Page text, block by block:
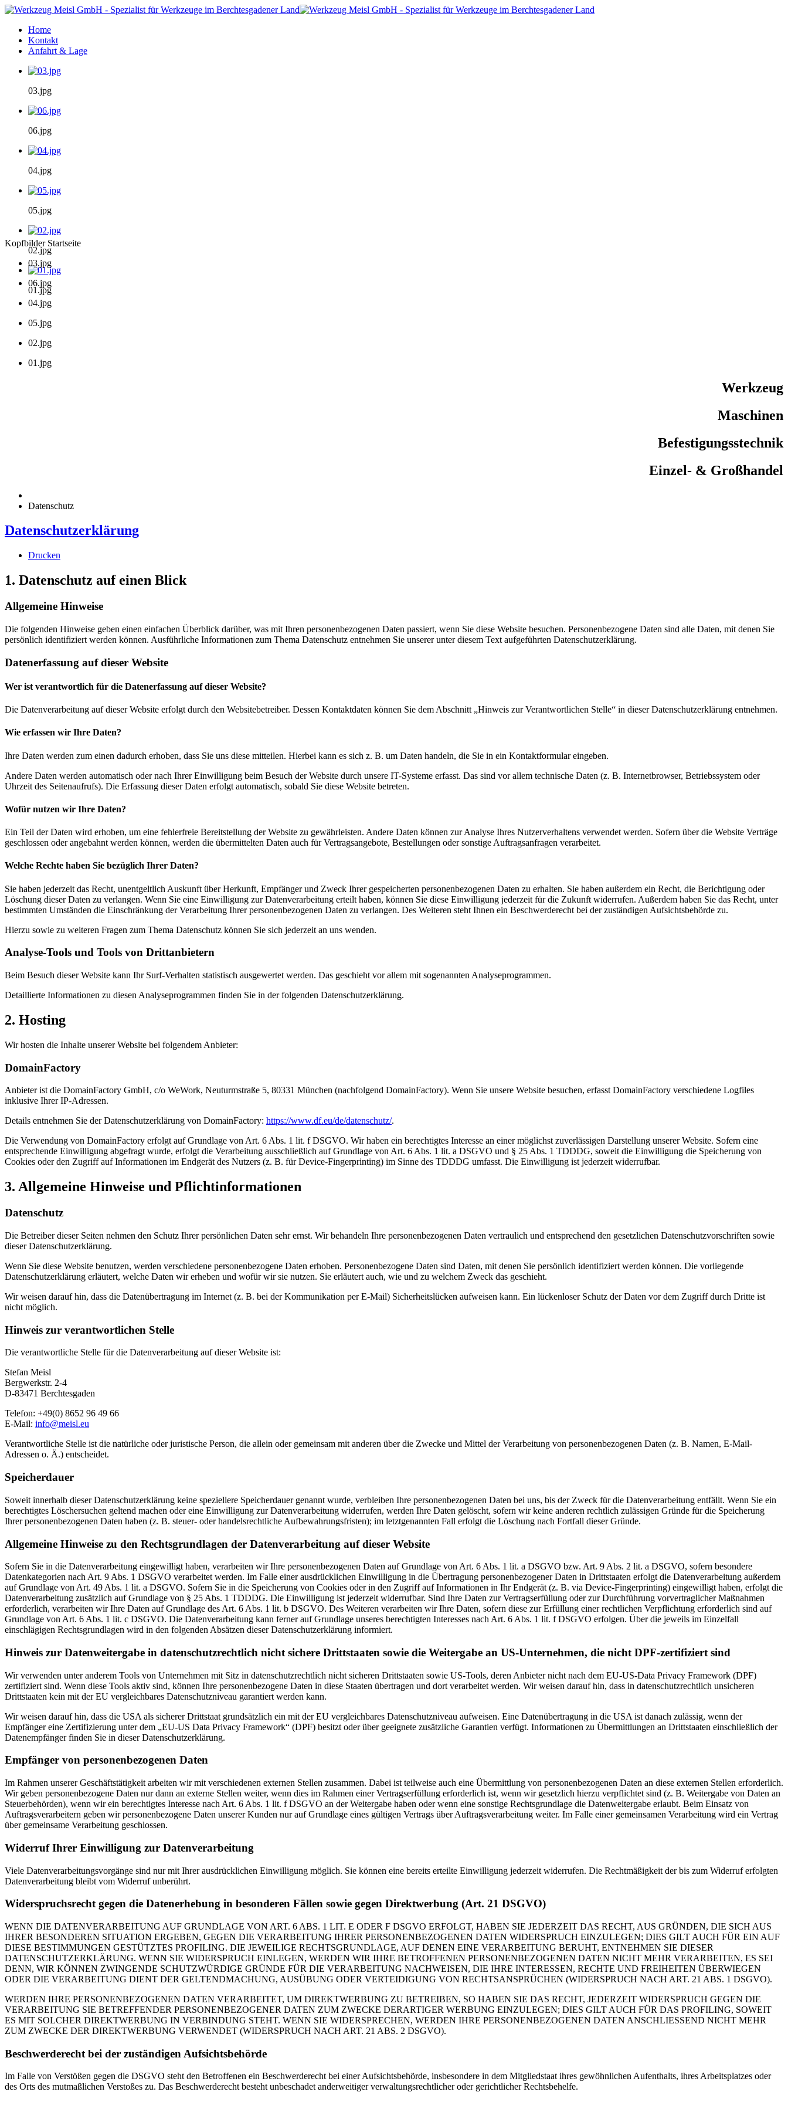
Home
Kontakt
Anfahrt & Lage
03.jpg
06.jpg
04.jpg
05.jpg
02.jpg
01.jpg
Kopfbilder Startseite
03.jpg
06.jpg
04.jpg
05.jpg
02.jpg
01.jpg
Werkzeug
Maschinen
Befestigungsstechnik
Einzel- & Großhandel
Datenschutz
Datenschutzerklärung
Drucken
1. Datenschutz auf einen Blick
Allgemeine Hinweise
Die folgenden Hinweise geben einen einfachen Überblick darüber, was mit Ihren personenbezogenen Daten passiert, wenn Sie diese Website besuchen. Personenbezogene Daten sind alle Daten, mit denen Sie
persönlich identifiziert werden können. Ausführliche Informationen zum Thema Datenschutz entnehmen Sie unserer unter diesem Text aufgeführten Datenschutzerklärung.
Datenerfassung auf dieser Website
Wer ist verantwortlich für die Datenerfassung auf dieser Website?
Die Datenverarbeitung auf dieser Website erfolgt durch den Websitebetreiber. Dessen Kontaktdaten können Sie dem Abschnitt „Hinweis zur Verantwortlichen Stelle“ in dieser Datenschutzerklärung entnehmen.
Wie erfassen wir Ihre Daten?
Ihre Daten werden zum einen dadurch erhoben, dass Sie uns diese mitteilen. Hierbei kann es sich z. B. um Daten handeln, die Sie in ein Kontaktformular eingeben.
Andere Daten werden automatisch oder nach Ihrer Einwilligung beim Besuch der Website durch unsere IT-Systeme erfasst. Das sind vor allem technische Daten (z. B. Internetbrowser, Betriebssystem oder
Uhrzeit des Seitenaufrufs). Die Erfassung dieser Daten erfolgt automatisch, sobald Sie diese Website betreten.
Wofür nutzen wir Ihre Daten?
Ein Teil der Daten wird erhoben, um eine fehlerfreie Bereitstellung der Website zu gewährleisten. Andere Daten können zur Analyse Ihres Nutzerverhaltens verwendet werden. Sofern über die Website Verträge
geschlossen oder angebahnt werden können, werden die übermittelten Daten auch für Vertragsangebote, Bestellungen oder sonstige Auftragsanfragen verarbeitet.
Welche Rechte haben Sie bezüglich Ihrer Daten?
Sie haben jederzeit das Recht, unentgeltlich Auskunft über Herkunft, Empfänger und Zweck Ihrer gespeicherten personenbezogenen Daten zu erhalten. Sie haben außerdem ein Recht, die Berichtigung oder
Löschung dieser Daten zu verlangen. Wenn Sie eine Einwilligung zur Datenverarbeitung erteilt haben, können Sie diese Einwilligung jederzeit für die Zukunft widerrufen. Außerdem haben Sie das Recht, unter
bestimmten Umständen die Einschränkung der Verarbeitung Ihrer personenbezogenen Daten zu verlangen. Des Weiteren steht Ihnen ein Beschwerderecht bei der zuständigen Aufsichtsbehörde zu.
Hierzu sowie zu weiteren Fragen zum Thema Datenschutz können Sie sich jederzeit an uns wenden.
Analyse-Tools und Tools von Dritt­anbietern
Beim Besuch dieser Website kann Ihr Surf-Verhalten statistisch ausgewertet werden. Das geschieht vor allem mit sogenannten Analyseprogrammen.
Detaillierte Informationen zu diesen Analyseprogrammen finden Sie in der folgenden Datenschutzerklärung.
2. Hosting
Wir hosten die Inhalte unserer Website bei folgendem Anbieter:
DomainFactory
Anbieter ist die DomainFactory GmbH, c/o WeWork, Neuturmstraße 5, 80331 München (nachfolgend DomainFactory). Wenn Sie unsere Website besuchen, erfasst DomainFactory verschiedene Logfiles
inklusive Ihrer IP-Adressen.
Details entnehmen Sie der Datenschutzerklärung von DomainFactory: https://www.df.eu/de/datenschutz/.
Die Verwendung von DomainFactory erfolgt auf Grundlage von Art. 6 Abs. 1 lit. f DSGVO. Wir haben ein berechtigtes Interesse an einer möglichst zuverlässigen Darstellung unserer Website. Sofern eine
entsprechende Einwilligung abgefragt wurde, erfolgt die Verarbeitung ausschließlich auf Grundlage von Art. 6 Abs. 1 lit. a DSGVO und § 25 Abs. 1 TDDDG, soweit die Einwilligung die Speicherung von
Cookies oder den Zugriff auf Informationen im Endgerät des Nutzers (z. B. für Device-Fingerprinting) im Sinne des TDDDG umfasst. Die Einwilligung ist jederzeit widerrufbar.
3. Allgemeine Hinweise und Pflicht­informationen
Datenschutz
Die Betreiber dieser Seiten nehmen den Schutz Ihrer persönlichen Daten sehr ernst. Wir behandeln Ihre personenbezogenen Daten vertraulich und entsprechend den gesetzlichen Datenschutzvorschriften sowie
dieser Datenschutzerklärung.
Wenn Sie diese Website benutzen, werden verschiedene personenbezogene Daten erhoben. Personenbezogene Daten sind Daten, mit denen Sie persönlich identifiziert werden können. Die vorliegende
Datenschutzerklärung erläutert, welche Daten wir erheben und wofür wir sie nutzen. Sie erläutert auch, wie und zu welchem Zweck das geschieht.
Wir weisen darauf hin, dass die Datenübertragung im Internet (z. B. bei der Kommunikation per E-Mail) Sicherheitslücken aufweisen kann. Ein lückenloser Schutz der Daten vor dem Zugriff durch Dritte ist
nicht möglich.
Hinweis zur verantwortlichen Stelle
Die verantwortliche Stelle für die Datenverarbeitung auf dieser Website ist:
Stefan Meisl
Bergwerkstr. 2-4
D-83471 Berchtesgaden
Telefon: +49(0) 8652 96 49 66
E-Mail: info@meisl.eu
Verantwortliche Stelle ist die natürliche oder juristische Person, die allein oder gemeinsam mit anderen über die Zwecke und Mittel der Verarbeitung von personenbezogenen Daten (z. B. Namen, E-Mail-
Adressen o. Ä.) entscheidet.
Speicherdauer
Soweit innerhalb dieser Datenschutzerklärung keine speziellere Speicherdauer genannt wurde, verbleiben Ihre personenbezogenen Daten bei uns, bis der Zweck für die Datenverarbeitung entfällt. Wenn Sie ein
berechtigtes Löschersuchen geltend machen oder eine Einwilligung zur Datenverarbeitung widerrufen, werden Ihre Daten gelöscht, sofern wir keine anderen rechtlich zulässigen Gründe für die Speicherung
Ihrer personenbezogenen Daten haben (z. B. steuer- oder handelsrechtliche Aufbewahrungsfristen); im letztgenannten Fall erfolgt die Löschung nach Fortfall dieser Gründe.
Allgemeine Hinweise zu den Rechtsgrundlagen der Datenverarbeitung auf dieser Website
Sofern Sie in die Datenverarbeitung eingewilligt haben, verarbeiten wir Ihre personenbezogenen Daten auf Grundlage von Art. 6 Abs. 1 lit. a DSGVO bzw. Art. 9 Abs. 2 lit. a DSGVO, sofern besondere
Datenkategorien nach Art. 9 Abs. 1 DSGVO verarbeitet werden. Im Falle einer ausdrücklichen Einwilligung in die Übertragung personenbezogener Daten in Drittstaaten erfolgt die Datenverarbeitung außerdem
auf Grundlage von Art. 49 Abs. 1 lit. a DSGVO. Sofern Sie in die Speicherung von Cookies oder in den Zugriff auf Informationen in Ihr Endgerät (z. B. via Device-Fingerprinting) eingewilligt haben, erfolgt die
Datenverarbeitung zusätzlich auf Grundlage von § 25 Abs. 1 TDDDG. Die Einwilligung ist jederzeit widerrufbar. Sind Ihre Daten zur Vertragserfüllung oder zur Durchführung vorvertraglicher Maßnahmen
erforderlich, verarbeiten wir Ihre Daten auf Grundlage des Art. 6 Abs. 1 lit. b DSGVO. Des Weiteren verarbeiten wir Ihre Daten, sofern diese zur Erfüllung einer rechtlichen Verpflichtung erforderlich sind auf
Grundlage von Art. 6 Abs. 1 lit. c DSGVO. Die Datenverarbeitung kann ferner auf Grundlage unseres berechtigten Interesses nach Art. 6 Abs. 1 lit. f DSGVO erfolgen. Über die jeweils im Einzelfall
einschlägigen Rechtsgrundlagen wird in den folgenden Absätzen dieser Datenschutzerklärung informiert.
Hinweis zur Datenweitergabe in datenschutzrechtlich nicht sichere Drittstaaten sowie die Weitergabe an US-Unternehmen, die nicht DPF-zertifiziert sind
Wir verwenden unter anderem Tools von Unternehmen mit Sitz in datenschutzrechtlich nicht sicheren Drittstaaten sowie US-Tools, deren Anbieter nicht nach dem EU-US-Data Privacy Framework (DPF)
zertifiziert sind. Wenn diese Tools aktiv sind, können Ihre personenbezogene Daten in diese Staaten übertragen und dort verarbeitet werden. Wir weisen darauf hin, dass in datenschutzrechtlich unsicheren
Drittstaaten kein mit der EU vergleichbares Datenschutzniveau garantiert werden kann.
Wir weisen darauf hin, dass die USA als sicherer Drittstaat grundsätzlich ein mit der EU vergleichbares Datenschutzniveau aufweisen. Eine Datenübertragung in die USA ist danach zulässig, wenn der
Empfänger eine Zertifizierung unter dem „EU-US Data Privacy Framework“ (DPF) besitzt oder über geeignete zusätzliche Garantien verfügt. Informationen zu Übermittlungen an Drittstaaten einschließlich der
Datenempfänger finden Sie in dieser Datenschutzerklärung.
Empfänger von personenbezogenen Daten
Im Rahmen unserer Geschäftstätigkeit arbeiten wir mit verschiedenen externen Stellen zusammen. Dabei ist teilweise auch eine Übermittlung von personenbezogenen Daten an diese externen Stellen erforderlich.
Wir geben personenbezogene Daten nur dann an externe Stellen weiter, wenn dies im Rahmen einer Vertragserfüllung erforderlich ist, wenn wir gesetzlich hierzu verpflichtet sind (z. B. Weitergabe von Daten an
Steuerbehörden), wenn wir ein berechtigtes Interesse nach Art. 6 Abs. 1 lit. f DSGVO an der Weitergabe haben oder wenn eine sonstige Rechtsgrundlage die Datenweitergabe erlaubt. Beim Einsatz von
Auftragsverarbeitern geben wir personenbezogene Daten unserer Kunden nur auf Grundlage eines gültigen Vertrags über Auftragsverarbeitung weiter. Im Falle einer gemeinsamen Verarbeitung wird ein Vertrag
über gemeinsame Verarbeitung geschlossen.
Widerruf Ihrer Einwilligung zur Datenverarbeitung
Viele Datenverarbeitungsvorgänge sind nur mit Ihrer ausdrücklichen Einwilligung möglich. Sie können eine bereits erteilte Einwilligung jederzeit widerrufen. Die Rechtmäßigkeit der bis zum Widerruf erfolgten
Datenverarbeitung bleibt vom Widerruf unberührt.
Widerspruchsrecht gegen die Datenerhebung in besonderen Fällen sowie gegen Direktwerbung (Art. 21 DSGVO)
WENN DIE DATENVERARBEITUNG AUF GRUNDLAGE VON ART. 6 ABS. 1 LIT. E ODER F DSGVO ERFOLGT, HABEN SIE JEDERZEIT DAS RECHT, AUS GRÜNDEN, DIE SICH AUS
IHRER BESONDEREN SITUATION ERGEBEN, GEGEN DIE VERARBEITUNG IHRER PERSONENBEZOGENEN DATEN WIDERSPRUCH EINZULEGEN; DIES GILT AUCH FÜR EIN AUF
DIESE BESTIMMUNGEN GESTÜTZTES PROFILING. DIE JEWEILIGE RECHTSGRUNDLAGE, AUF DENEN EINE VERARBEITUNG BERUHT, ENTNEHMEN SIE DIESER
DATENSCHUTZERKLÄRUNG. WENN SIE WIDERSPRUCH EINLEGEN, WERDEN WIR IHRE BETROFFENEN PERSONENBEZOGENEN DATEN NICHT MEHR VERARBEITEN, ES SEI
DENN, WIR KÖNNEN ZWINGENDE SCHUTZWÜRDIGE GRÜNDE FÜR DIE VERARBEITUNG NACHWEISEN, DIE IHRE INTERESSEN, RECHTE UND FREIHEITEN ÜBERWIEGEN
ODER DIE VERARBEITUNG DIENT DER GELTENDMACHUNG, AUSÜBUNG ODER VERTEIDIGUNG VON RECHTSANSPRÜCHEN (WIDERSPRUCH NACH ART. 21 ABS. 1 DSGVO).
WERDEN IHRE PERSONENBEZOGENEN DATEN VERARBEITET, UM DIREKTWERBUNG ZU BETREIBEN, SO HABEN SIE DAS RECHT, JEDERZEIT WIDERSPRUCH GEGEN DIE
VERARBEITUNG SIE BETREFFENDER PERSONENBEZOGENER DATEN ZUM ZWECKE DERARTIGER WERBUNG EINZULEGEN; DIES GILT AUCH FÜR DAS PROFILING, SOWEIT
ES MIT SOLCHER DIREKTWERBUNG IN VERBINDUNG STEHT. WENN SIE WIDERSPRECHEN, WERDEN IHRE PERSONENBEZOGENEN DATEN ANSCHLIESSEND NICHT MEHR
ZUM ZWECKE DER DIREKTWERBUNG VERWENDET (WIDERSPRUCH NACH ART. 21 ABS. 2 DSGVO).
Beschwerde­recht bei der zuständigen Aufsichts­behörde
Im Falle von Verstößen gegen die DSGVO steht den Betroffenen ein Beschwerderecht bei einer Aufsichtsbehörde, insbesondere in dem Mitgliedstaat ihres gewöhnlichen Aufenthalts, ihres Arbeitsplatzes oder
des Orts des mutmaßlichen Verstoßes zu. Das Beschwerderecht besteht unbeschadet anderweitiger verwaltungsrechtlicher oder gerichtlicher Rechtsbehelfe.